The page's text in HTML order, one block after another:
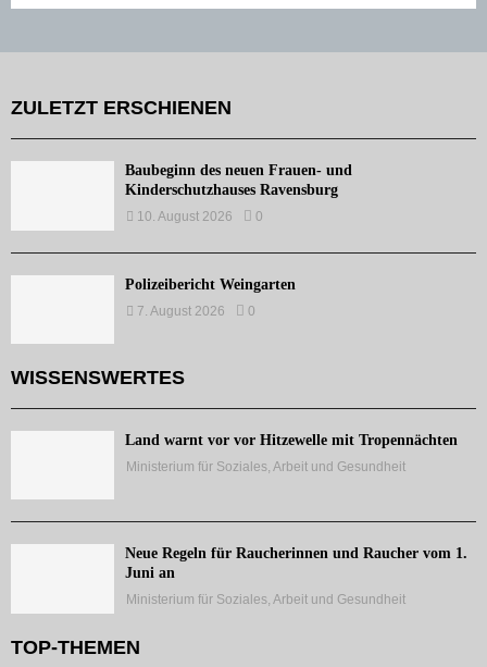
ZULETZT ERSCHIENEN
Baubeginn des neuen Frauen- und
Kinderschutzhauses Ravensburg
10. August 2026 0
Polizeibericht Weingarten
7. August 2026 0
WISSENSWERTES
Land warnt vor vor Hitzewelle mit Tropennächten
Ministerium für Soziales, Arbeit und Gesundheit
Neue Regeln für Raucherinnen und Raucher vom 1.
Juni an
Ministerium für Soziales, Arbeit und Gesundheit
TOP-THEMEN